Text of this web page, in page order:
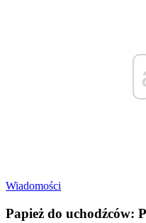
Wiadomości
Papież do uchodźców: